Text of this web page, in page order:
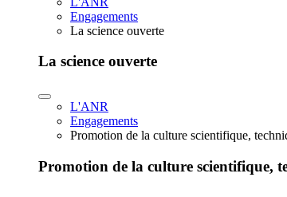
Engagements
La science ouverte
La science ouverte
L'ANR
Engagements
Promotion de la culture scientifique,
Promotion de la culture scientifique,